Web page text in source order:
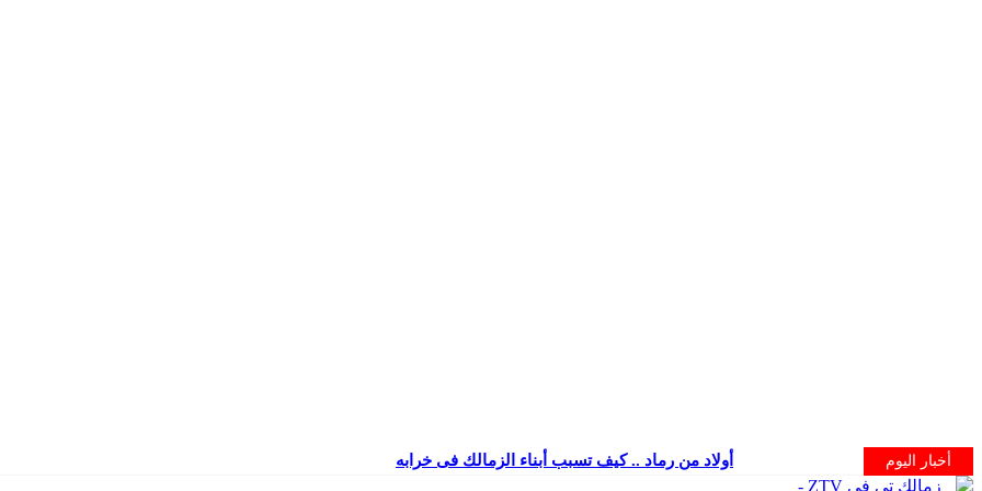
أخبار اليوم
أولاد من رماد .. كيف تسبب أبناء الزمالك فى خرابه